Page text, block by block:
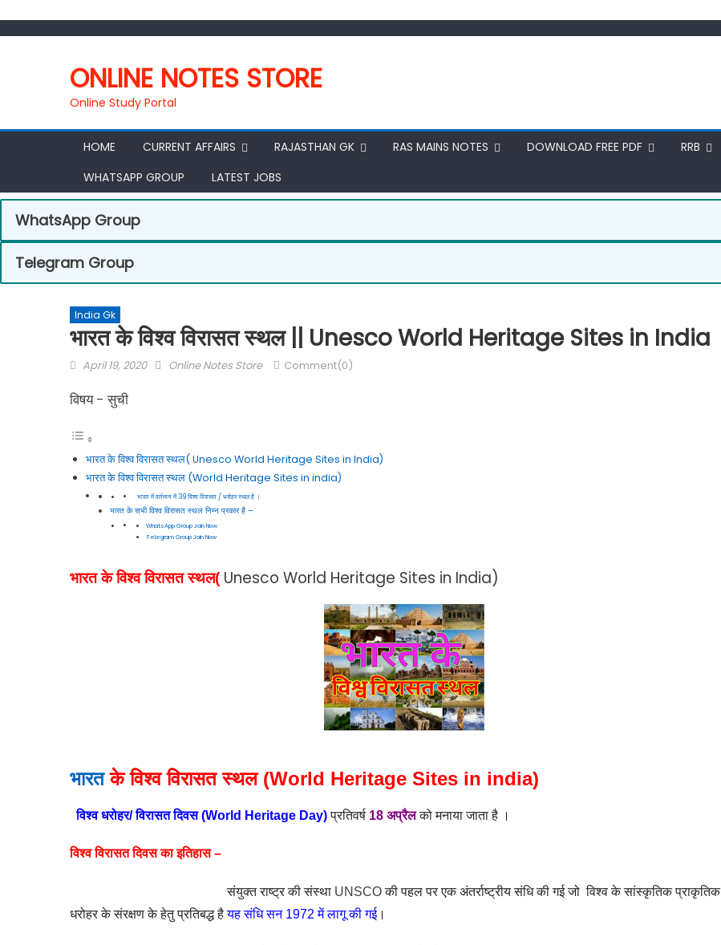
ONLINE NOTES STORE
Online Study Portal
HOME CURRENT AFFAIRS RAJASTHAN GK RAS MAINS NOTES DOWNLOAD FREE PDF RRB
WHATSAPP GROUP
LATEST JOBS
WhatsApp Group
Telegram Group
India Gk
भारत के विश्व विरासत स्थल || Unesco World Heritage Sites in India
April 19, 2020 Online Notes Store Comment(0)
विषय - सुची
भारत के विश्व विरासत स्थल( Unesco World Heritage Sites in India)
भारत के विश्व विरासत स्थल (World Heritage Sites in india)
भारत में वर्तमान में 39 विश्व विरासत / धरोहर स्थल है ।
भारत के सभी विश्व विरासत स्थल निम्न प्रकार है –
WhatsApp Group Join Now
Telegram Group Join Now
भारत के विश्व विरासत स्थल( Unesco World Heritage Sites in India)
भारतके विश्व विरासत स्थल (World Heritage Sites in india)
विश्व धरोहर/ विरासत दिवस(World Heritage Day) प्रतिवर्ष 18 अप्रैल को मनाया जाता है ।
विश्व विरासत दिवस का इतिहास –
संयुक्त राष्ट्र की संस्था UNSCO की पहल पर एक अंतर्राष्ट्रीय संधि की गई जो विश्व के सांस्कृतिक प्राकृतिक
धरोहर के संरक्षण के हेतु प्रतिबद्ध हैयह संधि सन 1972में लागू की गई ।